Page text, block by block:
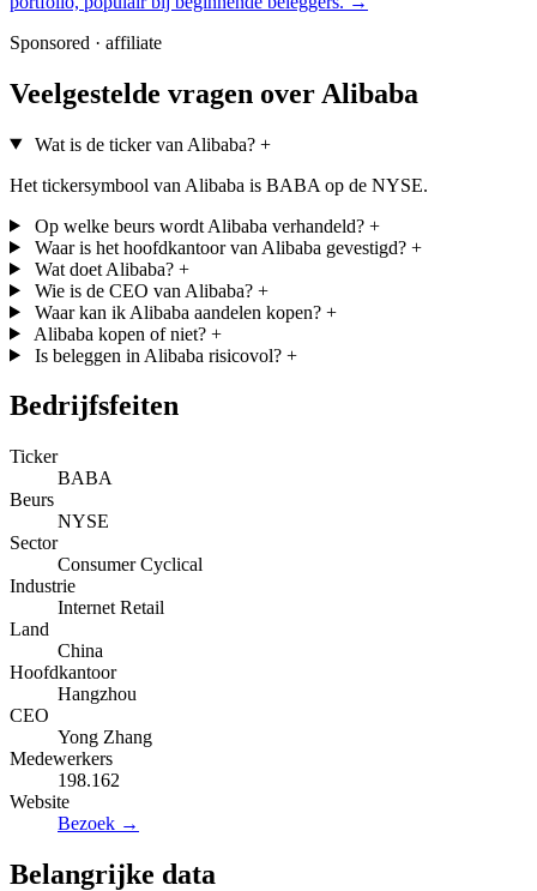
Sponsored · affiliate
Veelgestelde vragen over Alibaba
Wat is de ticker van Alibaba? +
Het tickersymbool van Alibaba is BABA op de NYSE.
Op welke beurs wordt Alibaba verhandeld? +
Waar is het hoofdkantoor van Alibaba gevestigd? +
Wat doet Alibaba? +
Wie is de CEO van Alibaba? +
Waar kan ik Alibaba aandelen kopen? +
Alibaba kopen of niet? +
Is beleggen in Alibaba risicovol? +
Bedrijfsfeiten
Ticker
BABA
Beurs
NYSE
Sector
Consumer Cyclical
Industrie
Internet Retail
Land
China
Hoofdkantoor
Hangzhou
CEO
Yong Zhang
Medewerkers
198.162
Website
Bezoek →
Belangrijke data